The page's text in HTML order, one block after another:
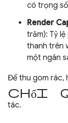
có trọng
Render
trăm): Tỷ
thanh trên
một ngân
Để thu gom rác,
chổi
tác.